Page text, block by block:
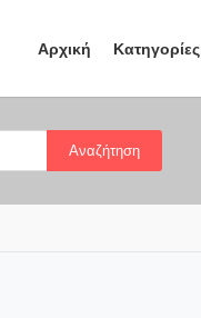
Αρχική Κατηγορίες
Αναζήτηση